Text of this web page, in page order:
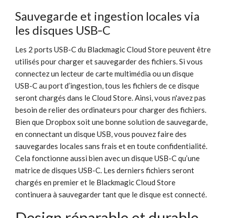
Sauvegarde et ingestion locales via
les disques USB‑C
Les 2 ports USB-C du Blackmagic Cloud Store peuvent être
utilisés pour charger et sauvegarder des fichiers. Si vous
connectez un lecteur de carte multimédia ou un disque
USB-C au port d’ingestion, tous les fichiers de ce disque
seront chargés dans le Cloud Store. Ainsi, vous n'avez pas
besoin de relier des ordinateurs pour charger des fichiers.
Bien que Dropbox soit une bonne solution de sauvegarde,
en connectant un disque USB, vous pouvez faire des
sauvegardes locales sans frais et en toute confidentialité.
Cela fonctionne aussi bien avec un disque USB-C qu’une
matrice de disques USB-C. Les derniers fichiers seront
chargés en premier et le Blackmagic Cloud Store
continuera à sauvegarder tant que le disque est connecté.